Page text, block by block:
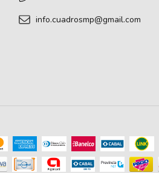
info.cuadrosmp@gmail.com